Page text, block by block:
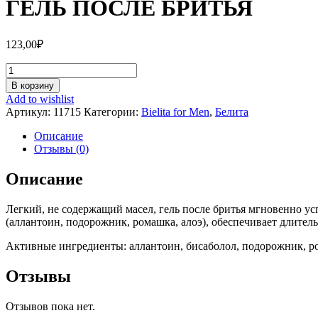
ГЕЛЬ ПОСЛЕ БРИТЬЯ
123,00₽
Количество
ГЕЛЬ
ПОСЛЕ
БРИТЬЯ
В корзину
Add to wishlist
Артикул: 11715 Категории: Bielita for Men, Белита
Описание
Отзывы (0)
Описание
Легкий, не содержащий масел, гель после бритья мгновенно
(аллантоин, подорожник, ромашка, алоэ), обеспечивает
Активные ингредиенты: аллантоин, бисаболол, подорожник,
Отзывы
Отзывов пока нет.